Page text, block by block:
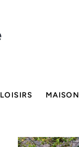
LOISIRS MAISON